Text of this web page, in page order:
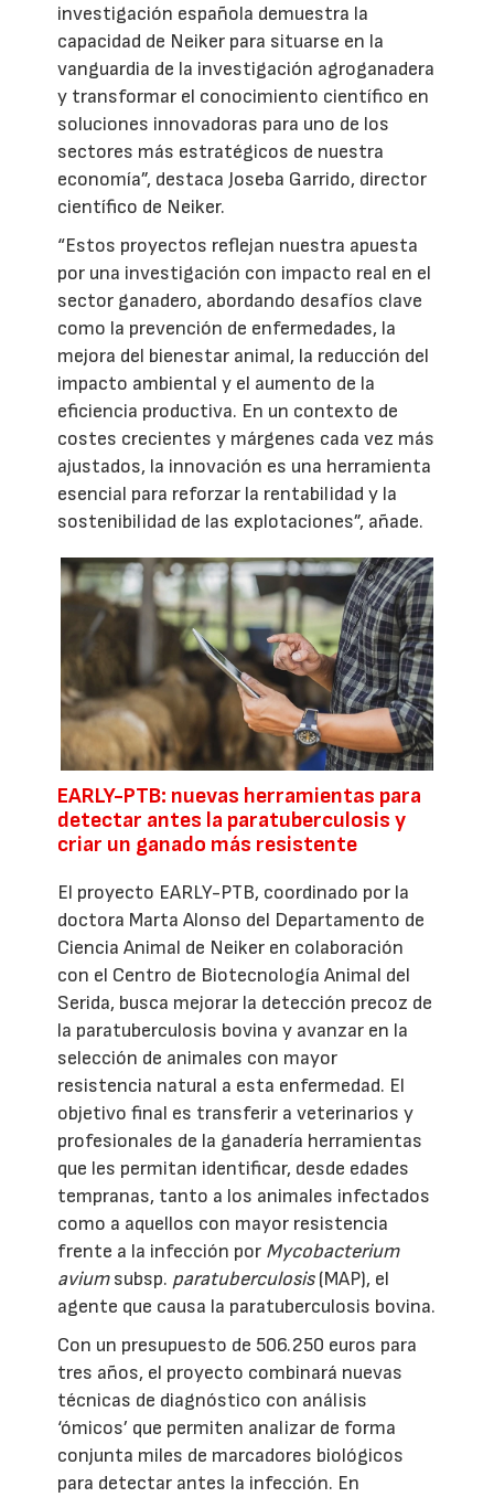
investigación española demuestra la
capacidad de Neiker para situarse en la
vanguardia de la investigación agroganadera
y transformar el conocimiento científico en
soluciones innovadoras para uno de los
sectores más estratégicos de nuestra
economía”, destaca Joseba Garrido, director
científico de Neiker.
“Estos proyectos reflejan nuestra apuesta
por una investigación con impacto real en el
sector ganadero, abordando desafíos clave
como la prevención de enfermedades, la
mejora del bienestar animal, la reducción del
impacto ambiental y el aumento de la
eficiencia productiva. En un contexto de
costes crecientes y márgenes cada vez más
ajustados, la innovación es una herramienta
esencial para reforzar la rentabilidad y la
sostenibilidad de las explotaciones”, añade.
EARLY-PTB: nuevas herramientas para
detectar antes la paratuberculosis y
criar un ganado más resistente
El proyecto EARLY-PTB, coordinado por la
doctora Marta Alonso del Departamento de
Ciencia Animal de Neiker en colaboración
con el Centro de Biotecnología Animal del
Serida, busca mejorar la detección precoz de
la paratuberculosis bovina y avanzar en la
selección de animales con mayor
resistencia natural a esta enfermedad. El
objetivo final es transferir a veterinarios y
profesionales de la ganadería herramientas
que les permitan identificar, desde edades
tempranas, tanto a los animales infectados
como a aquellos con mayor resistencia
frente a la infección por Mycobacterium
aviumsubsp. paratuberculosis(MAP), el
agente que causa la paratuberculosis bovina.
Con un presupuesto de 506.250 euros para
tres años, el proyecto combinará nuevas
técnicas de diagnóstico con análisis
‘ómicos’ que permiten analizar de forma
conjunta miles de marcadores biológicos
para detectar antes la infección. En